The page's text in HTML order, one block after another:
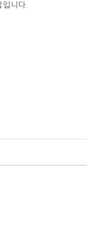
니다.